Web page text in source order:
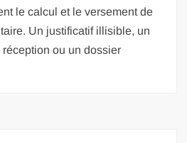
le calcul et le versement de
Un justificatif illisible, un
ou un dossier